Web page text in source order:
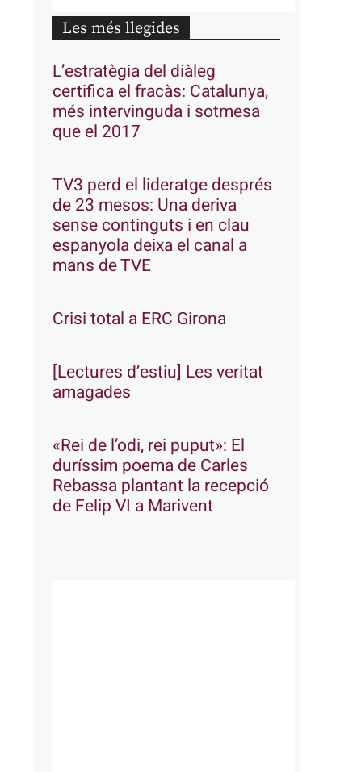
Les més llegides
L’estratègia del diàleg
certifica el fracàs: Catalunya,
més intervinguda i sotmesa
que el 2017
TV3 perd el lideratge després
de 23 mesos: Una deriva
sense continguts i en clau
espanyola deixa el canal a
mans de TVE
Crisi total a ERC Girona
[Lectures d’estiu] Les veritat
amagades
«Rei de l’odi, rei puput»: El
duríssim poema de Carles
Rebassa plantant la recepció
de Felip VI a Marivent